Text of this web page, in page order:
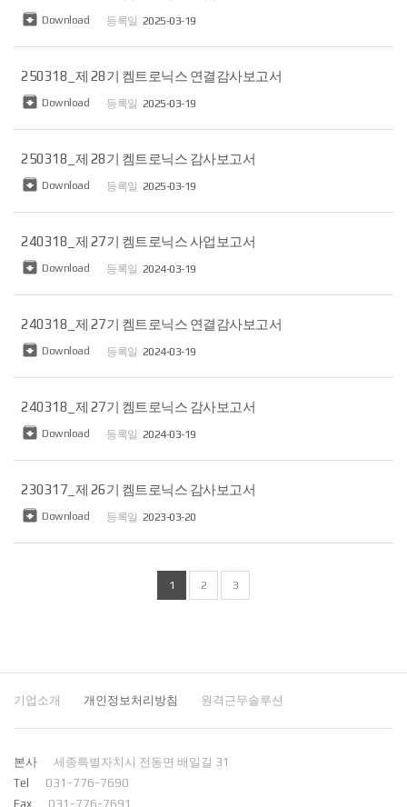
 Download 2025-03-19
250318_제 28기 켐트로닉스 연결감사보고서
 Download 2025-03-19
250318_제 28기 켐트로닉스 감사보고서
 Download 2025-03-19
240318_제 27기 켐트로닉스 사업보고서
 Download 2024-03-19
240318_제 27기 켐트로닉스 연결감사보고서
 Download 2024-03-19
240318_제 27기 켐트로닉스 감사보고서
 Download 2024-03-19
230317_제 26기 켐트로닉스 감사보고서
 Download 2023-03-20
1 2 3
기업소개 개인정보처리방침 원격근무솔루션
본사
세종특별자치시 전동면 배일길 31
Tel
031-776-7690
Fax
031-776-7691